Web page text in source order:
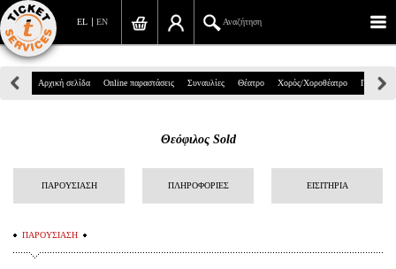
EN
EL Αναζήτηση
Πανεπιστημίου 39, Αθήνα
info@ticketservices.gr
Αναζήτηση
Παραγγελία
Αρχική σελίδα Online παραστάσεις Συναυλίες Θέατρο Χορός/Χοροθέατρο Παιδικά
Θεόφιλος Sold
ΠΑΡΟΥΣΙΑΣΗ ΠΛΗΡΟΦΟΡΙΕΣ ΕΙΣΙΤΗΡΙΑ
ΠΑΡΟΥΣΙΑΣΗ